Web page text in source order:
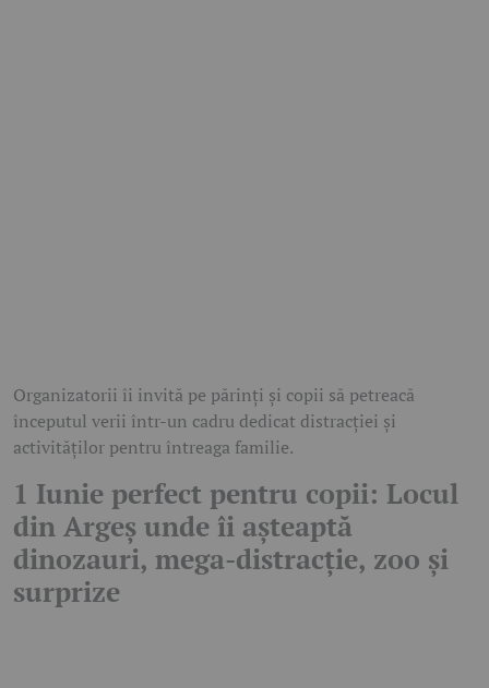
Organizatorii îi invită pe părinți și copii să petreacă
începutul verii într-un cadru dedicat distracției și
activităților pentru întreaga familie.
1 Iunie perfect pentru copii: Locul
din Argeș unde îi așteaptă
dinozauri, mega-distracție, zoo și
surprize